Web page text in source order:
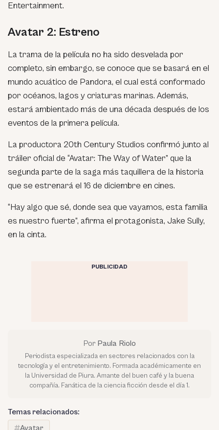
Entertainment.
Avatar 2: Estreno
La trama de la película no ha sido desvelada por
completo, sin embargo, se conoce que se basará en el
mundo acuático de Pandora, el cual está conformado
por océanos, lagos y criaturas marinas. Además,
estará ambientado más de una década después de los
eventos de la primera película.
La productora 20th Century Studios confirmó junto al
tráiler oficial de “Avatar: The Way of Water” que la
segunda parte de la saga más taquillera de la historia
que se estrenará el 16 de diciembre en cines.
“Hay algo que sé, donde sea que vayamos, esta familia
es nuestro fuerte”, afirma el protagonista, Jake Sully,
en la cinta.
PUBLICIDAD
Por Paula Riolo
Periodista especializada en sectores relacionados con la
tecnología y el entretenimiento. Formada académicamente en
la Universidad de Piura. Amante del buen café y la buena
compañía. Fanática de la ciencia ficción desde el día 1.
Temas relacionados: